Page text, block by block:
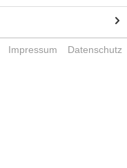
Impressum Datenschutz